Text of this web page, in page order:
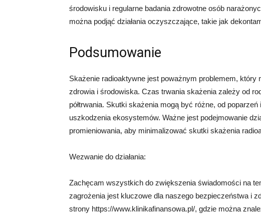
środowisku i regularne badania zdrowotne osób
można podjąć działania oczyszczające, takie jak
Podsumowanie
Skażenie radioaktywne jest poważnym problemem, który
zdrowia i środowiska. Czas trwania skażenia zależy od
półtrwania. Skutki skażenia mogą być różne, od
uszkodzenia ekosystemów. Ważne jest podejmowanie
promieniowania, aby minimalizować skutki skażenia
Wezwanie do działania:
Zachęcam wszystkich do zwiększenia świadomości na
zagrożenia jest kluczowe dla naszego bezpieczeństwa i
strony https://www.klinikafinansowa.pl/, gdzie można